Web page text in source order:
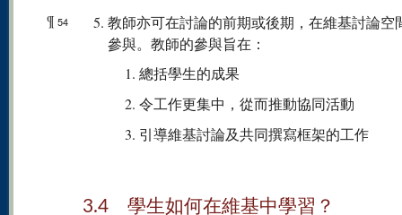
¶ 54
教師亦可在討論的前期或後期，在維基討論空
參與。教師的參與旨在：
總括學生的成果
令工作更集中，從而推動協同活動
引導維基討論及共同撰寫框架的工作
3.4 學生如何在維基中學習？